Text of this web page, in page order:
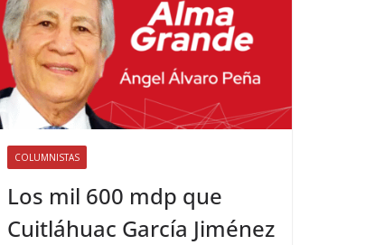
COLUMNISTAS
Los mil 600 mdp que
Cuitláhuac García Jiménez